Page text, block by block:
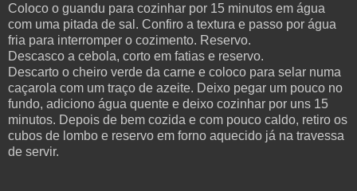
Coloco o guandu para cozinhar por 15 minutos em água
com uma pitada de sal. Confiro a textura e passo por água
fria para interromper o cozimento. Reservo.
Descasco a cebola, corto em fatias e reservo.
Descarto o cheiro verde da carne e coloco para selar numa
caçarola com um traço de azeite. Deixo pegar um pouco no
fundo, adiciono água quente e deixo cozinhar por uns 15
minutos. Depois de bem cozida e com pouco caldo, retiro os
cubos de lombo e reservo em forno aquecido já na travessa
de servir.